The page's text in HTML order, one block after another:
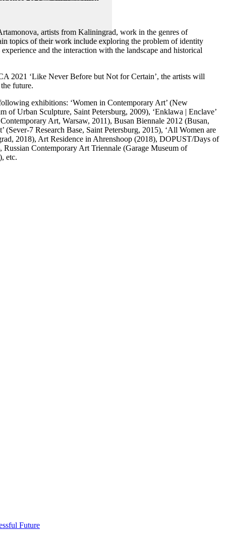
artists from Kaliningrad, work in the genres of
topics of their work include exploring the problem of identity
and the interaction with the landscape and historical
2021 ‘Like Never Before but Not for Certain’, the artists will
future.
exhibitions: ‘Women in Contemporary Art’ (New
of Urban Sculpture, Saint Petersburg, 2009), ‘Enklawa | Enclave’
Art, Warsaw, 2011), Busan Biennale 2012 (Busan,
(Sever-7 Research Base, Saint Petersburg, 2015), ‘All Women are
2018), Art Residence in Ahrenshoop (2018), DOPUST/Days of
Russian Contemporary Art Triennale (Garage Museum of
etc.
Future